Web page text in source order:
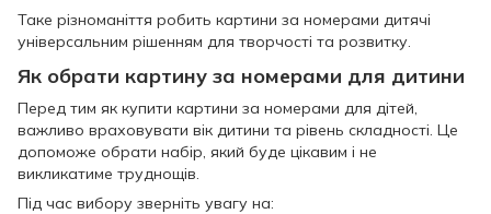
Таке різноманіття робить картини за номерами дитячі
універсальним рішенням для творчості та розвитку.
Як обрати картину за номерами для дитини
Перед тим як купити картини за номерами для дітей,
важливо враховувати вік дитини та рівень складності. Це
допоможе обрати набір, який буде цікавим і не
викликатиме труднощів.
Під час вибору зверніть увагу на: